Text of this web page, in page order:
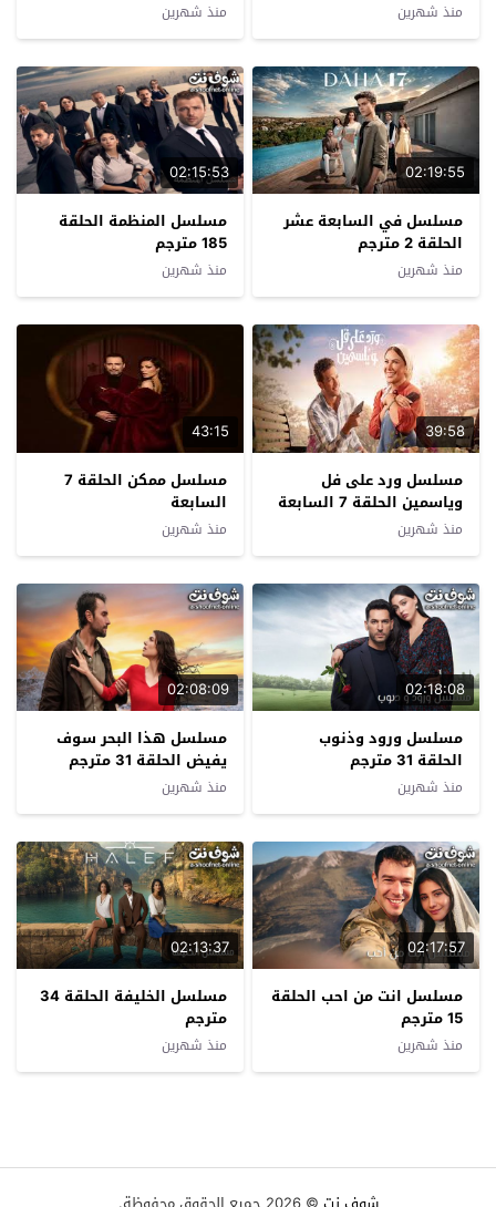
منذ شهرين منذ شهرين
02:19:55
مسلسل في السابعة عشر
الحلقة 2 مترجم
منذ شهرين
02:15:53
مسلسل المنظمة الحلقة
185 مترجم
منذ شهرين
39:58
مسلسل ورد على فل
وياسمين الحلقة 7 السابعة
منذ شهرين
43:15
مسلسل ممكن الحلقة 7
السابعة
منذ شهرين
02:18:08
مسلسل ورود وذنوب
الحلقة 31 مترجم
منذ شهرين
02:08:09
مسلسل هذا البحر سوف
يفيض الحلقة 31 مترجم
منذ شهرين
02:17:57
مسلسل انت من احب الحلقة
15 مترجم
منذ شهرين
02:13:37
مسلسل الخليفة الحلقة 34
مترجم
منذ شهرين